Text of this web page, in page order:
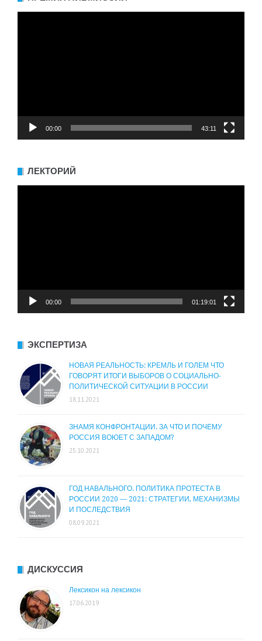
00:00 43:11
ЛЕКТОРИЙ
00:00 01:19:01
ЭКСПЕРТИЗА
НОВАЯ РЕАЛЬНОСТЬ: КРЕМЛЬ И ГОЛЕМ ЧТО
ГОВОРЯТ ИТОГИ ВЫБОРОВ О СОЦИАЛЬНО-
ПОЛИТИЧЕСКОЙ СИТУАЦИИ В РОССИИ
18.11.2021
ЗНАМЯ КОНФРОНТАЦИИ. ЗА ЧТО И ПОЧЕМУ
РОССИЯ ВОЮЕТ С ЗАПАДОМ?
25.10.2021
ГОД НАВАЛЬНОГО. ПОЛИТИКА ПРОТЕСТА В
РОССИИ 2020 — 2021: СТРАТЕГИИ, МЕХАНИЗМЫ
И ПОСЛЕДСТВИЯ
08.09.2021
ДИСКУССИЯ
Лексикон на лексикон
17.06.2019